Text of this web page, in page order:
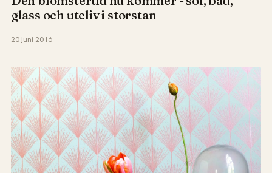
glass och uteliv i storstan
20 juni 2016